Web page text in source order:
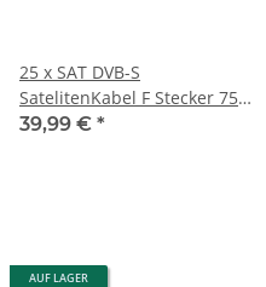
25 x SAT DVB-S
SatelitenKabel F Stecker 75
Ohm für Satellit LNB
39,99 € *
AUF LAGER